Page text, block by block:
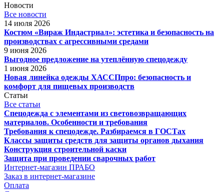
Новости
Все новости
14 июля 2026
Костюм «Вираж Индастриал»: эстетика и безопасность на
производствах с агрессивными средами
9 июня 2026
Выгодное предложение на утеплённую спецодежду
1 июня 2026
Новая линейка одежды ХАССПпро: безопасность и
комфорт для пищевых производств
Статьи
Все статьи
Спецодежда с элементами из световозвращающих
материалов. Особенности и требования
Требования к спецодежде. Разбираемся в ГОСТах
Классы защиты средств для защиты органов дыхания
Конструкция строительной каски
Защита при проведении сварочных работ
Интернет-магазин ПРАБО
Заказ в интернет-магазине
Оплата